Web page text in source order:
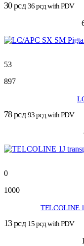
30рсд 36рсдwith PDV
53
897
78рсд 93рсдwith PDV
0
1000
TELCOLINE
13рсд 15рсдwith PDV